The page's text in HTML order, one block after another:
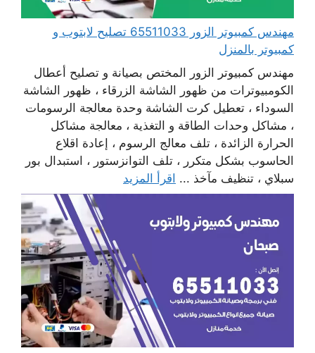
مهندس كمبيوتر الزور 65511033 تصليح لابتوب و
كمبيوتر بالمنزل
مهندس كمبيوتر الزور المختص بصيانة و تصليح أعطال
الكومبيوترات من ظهور الشاشة الزرقاء ، ظهور الشاشة
السوداء ، تعطيل كرت الشاشة وحدة معالجة الرسومات
، مشاكل وحدات الطاقة و التغذية ، معالجة مشاكل
الحرارة الزائدة ، تلف معالج الرسوم ، إعادة اقلاع
الحاسوب بشكل متكرر ، تلف التوانزستور ، استبدال بور
سبلاي ، تنظيف مآخذ ... اقرأ المزيد